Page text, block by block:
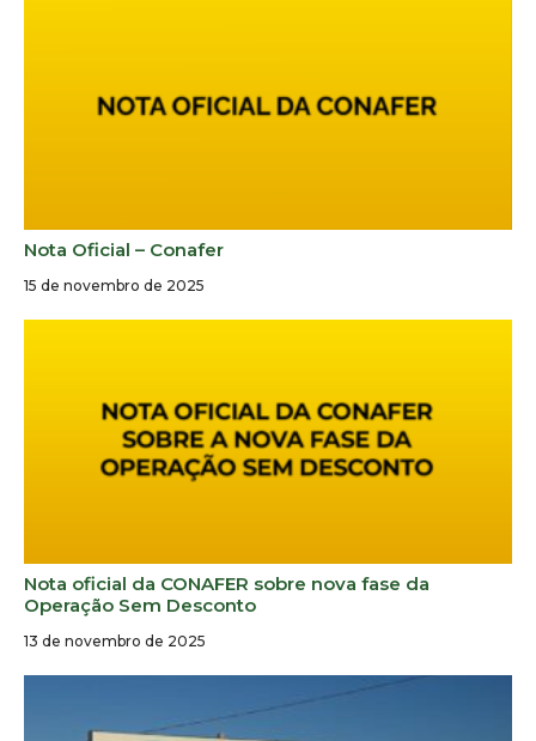
Nota Oficial – Conafer
15 de novembro de 2025
Nota oficial da CONAFER sobre nova fase da
Operação Sem Desconto
13 de novembro de 2025